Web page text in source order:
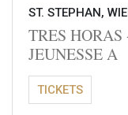
ST. STEPHAN,
TRES HORAS
JEUNESSE A
TICKETS